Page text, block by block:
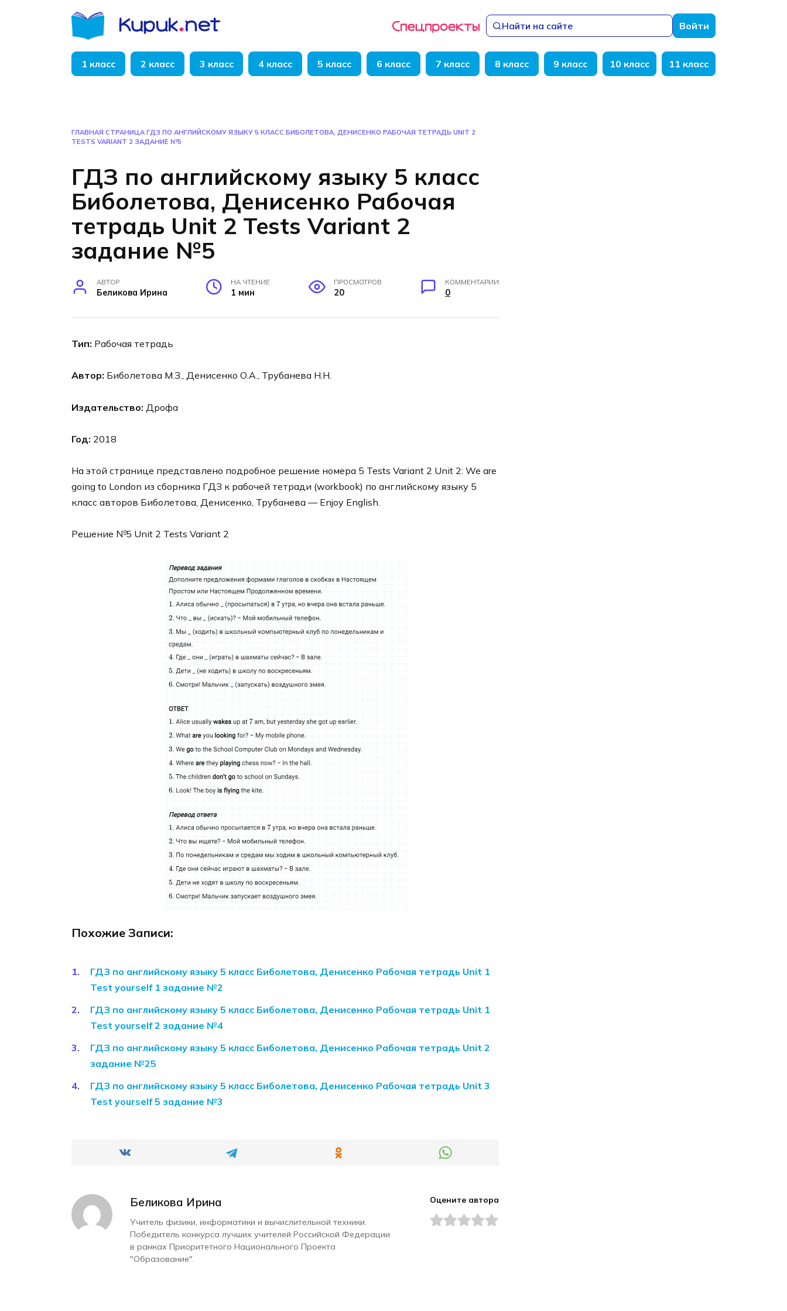
Найти на сайте Войти
1 класс 2 класс 3 класс 4 класс 5 класс 6 класс 7 класс 8 класс 9 класс 10 класс 11 класс
ГЛАВНАЯ СТРАНИЦА ГДЗ ПО АНГЛИЙСКОМУ ЯЗЫКУ 5 КЛАСС БИБОЛЕТОВА, ДЕНИСЕНКО РАБОЧАЯ ТЕТРАДЬ UNIT 2
TESTS VARIANT 2 ЗАДАНИЕ №5
ГДЗ по английскому языку 5 класс
Биболетова, Денисенко Рабочая
тетрадь Unit 2 Tests Variant 2
задание №5
АВТОР
Беликова Ирина
НА ЧТЕНИЕ
1 мин
ПРОСМОТРОВ
20
КОММЕНТАРИИ
0
Тип: Рабочая тетрадь
Автор: Биболетова М.З., Денисенко О.А., Трубанева Н.Н.
Издательство: Дрофа
Год: 2018
На этой странице представлено подробное решение номера 5 Tests Variant 2 Unit 2: We are
going to London из сборника ГДЗ к рабочей тетради (workbook) по английскому языку 5
класс авторов Биболетова, Денисенко, Трубанева — Enjoy English.
Решение №5 Unit 2 Tests Variant 2
Похожие Записи:
ГДЗ по английскому языку 5 класс Биболетова, Денисенко Рабочая тетрадь Unit 1
Test yourself 1 задание №2
ГДЗ по английскому языку 5 класс Биболетова, Денисенко Рабочая тетрадь Unit 1
Test yourself 2 задание №4
ГДЗ по английскому языку 5 класс Биболетова, Денисенко Рабочая тетрадь Unit 2
задание №25
ГДЗ по английскому языку 5 класс Биболетова, Денисенко Рабочая тетрадь Unit 3
Test yourself 5 задание №3
Беликова Ирина
Учитель физики, информатики и вычислительной техники.
Победитель конкурса лучших учителей Российской Федерации
в рамках Приоритетного Национального Проекта
"Образование".
Оцените автора